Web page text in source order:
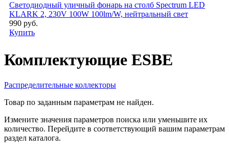
Светодиодный уличный фонарь на столб Spectrum LED
KLARK 2, 230V 100W 100lm/W, нейтральный свет
990 руб.
Купить
Комплектующие ESBE
Распределительные коллекторы
Товар по заданным параметрам не найден.
Измените значения параметров поиска или уменьшите их
количество. Перейдите в соответствующий вашим параметрам
раздел каталога.